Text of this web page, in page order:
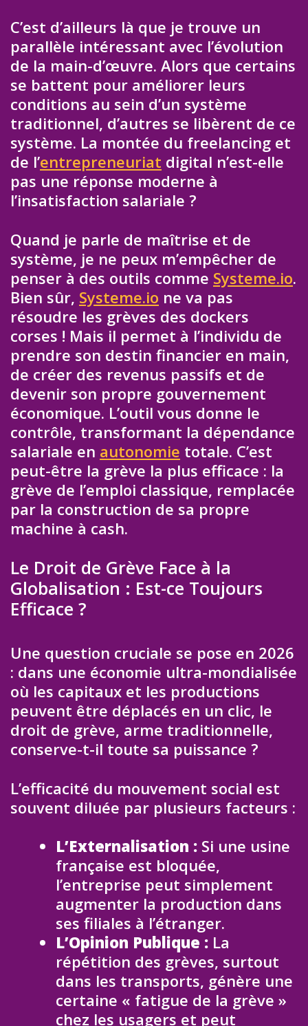
C’est d’ailleurs là que je trouve un
parallèle intéressant avec l’évolution
de la main-d’œuvre. Alors que certains
se battent pour améliorer leurs
conditions au sein d’un système
traditionnel, d’autres se libèrent de ce
système. La montée du freelancing et
de l’entrepreneuriat digital n’est-elle
pas une réponse moderne à
l’insatisfaction salariale ?
Quand je parle de maîtrise et de
système, je ne peux m’empêcher de
penser à des outils comme Systeme.io.
Bien sûr, Systeme.io ne va pas
résoudre les grèves des dockers
corses ! Mais il permet à l’individu de
prendre son destin financier en main,
de créer des revenus passifs et de
devenir son propre gouvernement
économique. L’outil vous donne le
contrôle, transformant la dépendance
salariale en autonomie totale. C’est
peut-être la grève la plus efficace : la
grève de l’emploi classique, remplacée
par la construction de sa propre
machine à cash.
Le Droit de Grève Face à la
Globalisation : Est-ce Toujours
Efficace ?
Une question cruciale se pose en 2026
: dans une économie ultra-mondialisée
où les capitaux et les productions
peuvent être déplacés en un clic, le
droit de grève, arme traditionnelle,
conserve-t-il toute sa puissance ?
L’efficacité du mouvement social est
souvent diluée par plusieurs facteurs :
L’Externalisation : Si une usine
française est bloquée,
l’entreprise peut simplement
augmenter la production dans
ses filiales à l’étranger.
L’Opinion Publique : La
répétition des grèves, surtout
dans les transports, génère une
certaine « fatigue de la grève »
chez les usagers et peut